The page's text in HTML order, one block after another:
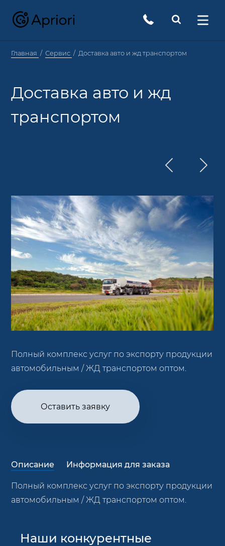
Главная Сервис Доставка авто и жд транспортом
Доставка авто и жд
транспортом
Полный комплекс услуг по экспорту продукции
автомобильным / ЖД транспортом оптом.
Оставить заявку
Описание Информация для заказа
Полный комплекс услуг по экспорту продукции
автомобильным / ЖД транспортом оптом.
Наши конкурентные